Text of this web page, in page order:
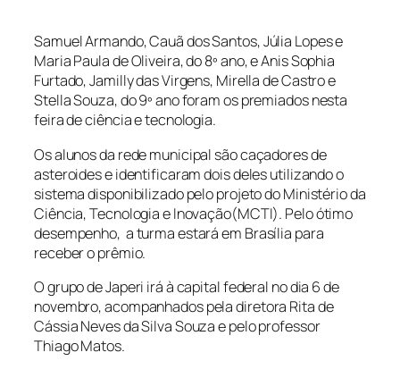
Samuel Armando, Cauã dos Santos, Júlia Lopes e
Maria Paula de Oliveira, do 8º ano, e Anis Sophia
Furtado, Jamilly das Virgens, Mirella de Castro e
Stella Souza, do 9º ano foram os premiados nesta
feira de ciência e tecnologia.
Os alunos da rede municipal são caçadores de
asteroides e identificaram dois deles utilizando o
sistema disponibilizado pelo projeto do Ministério da
Ciência, Tecnologia e Inovação(MCTI). Pelo ótimo
desempenho, a turma estará em Brasília para
receber o prêmio.
O grupo de Japeri irá à capital federal no dia 6 de
novembro, acompanhados pela diretora Rita de
Cássia Neves da Silva Souza e pelo professor
Thiago Matos.